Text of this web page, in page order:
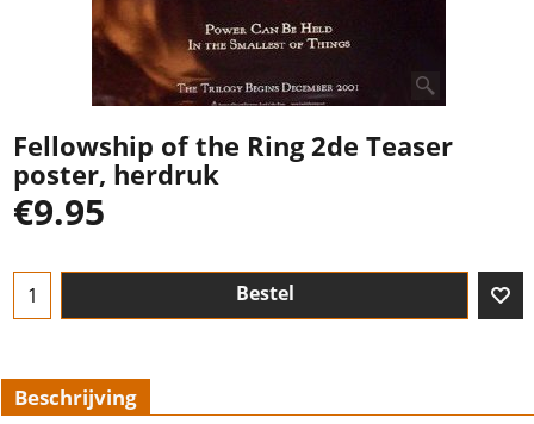
Fellowship of the Ring 2de Teaser
poster, herdruk
€9.95
Bestel
Beschrijving